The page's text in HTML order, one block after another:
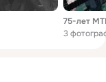
75-лет
3